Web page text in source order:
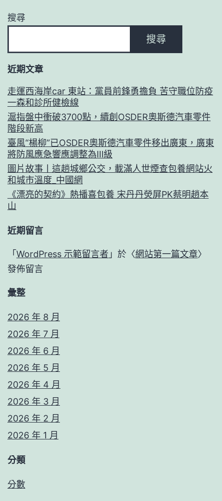
搜尋
搜尋
近期文章
走運西海岸car 東站：黨員前鋒勇擔負 苦守職位防疫
一森和診所健檢線
滬指盤中衝破3700點，續創OSDER奧斯德汽車零件
階段新高
臺風“楊柳”已OSDER奧斯德汽車零件移出廣東，廣東
將防風應急響應調整為Ⅲ級
圖片故事丨這趟城鄉公交，載滿人世煙查包養網站火
和城市溫度_中國網
《漂亮的契約》熱播喜包養 宋丹丹熒屏PK蔡明趙本
山
近期留言
「 WordPress 示範留言者 」於〈網站第一篇文章〉
發佈留言
彙整
2026 年 8 月
2026 年 7 月
2026 年 6 月
2026 年 5 月
2026 年 4 月
2026 年 3 月
2026 年 2 月
2026 年 1 月
分類
分數